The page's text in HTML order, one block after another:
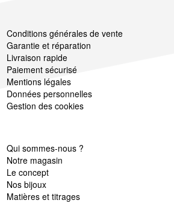
Conditions générales de vente
Garantie et réparation
Livraison rapide
Paiement sécurisé
Mentions légales
Données personnelles
Gestion des cookies
Qui sommes-nous ?
Notre magasin
Le concept
Nos bijoux
Matières et titrages